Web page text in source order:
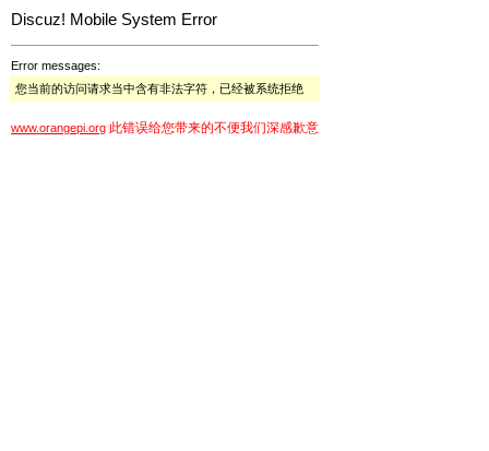
Discuz! Mobile System Error
Error messages:
您当前的访问请求当中含有非法字符，已经被系统拒绝
www.orangepi.org 此错误给您带来的不便我们深感歉意